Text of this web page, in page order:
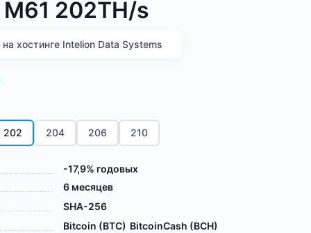
202TH/s
хостинге Intelion Data Systems
202 204 206 210
-17,9% годовых
6 месяцев
SHA-256
Bitcoin (BTC) BitcoinCash (BCH)